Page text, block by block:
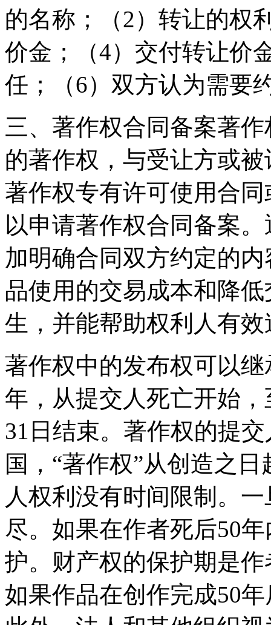
的名称；（2）转让的权
价金；（4）交付转让价
任；（6）双方认为需要
三、著作权合同备案著
的著作权，与受让方或
著作权专有许可使用合
以申请著作权合同备案
加明确合同双方约定的
品使用的交易成本和降
生，并能帮助权利人有
著作权中的发布权可以
年，从提交人死亡开始
31日结束。著作权的提
国，“著作权”从创造之
人权利没有时间限制。
尽。如果在作者死后50
护。财产权的保护期是
如果作品在创作完成50